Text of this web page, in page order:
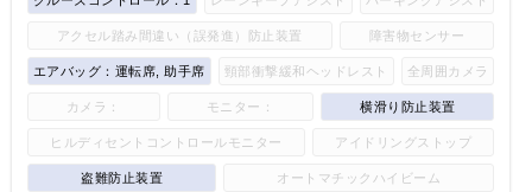
アクセル踏み間違い（誤発進）防止装置 障害物センサー
エアバッグ：運転席, 助手席 頸部衝撃緩和ヘッドレスト 全周囲カメラ
カメラ： モニター： 横滑り防止装置
ヒルディセントコントロールモニター アイドリングストップ
盗難防止装置 オートマチックハイビーム